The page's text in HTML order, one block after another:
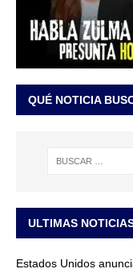
QUÉ NOTICIA
ULTIMAS
Estados Unidos